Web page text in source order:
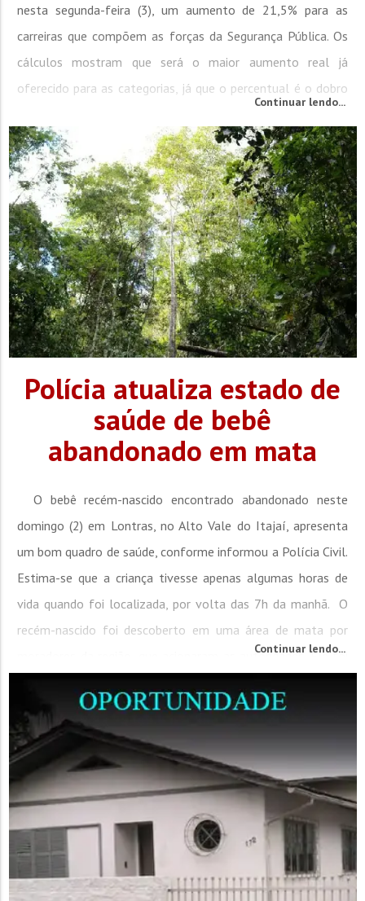
nesta segunda-feira (3), um aumento de 21,5% para as
carreiras que compõem as forças da Segurança Pública. Os
cálculos mostram que será o maior aumento real já
oferecido para as categorias, já que o percentual é o dobro
Quando totalmente implementada, a medida representará
um investimento anual...
Continuar lendo...
Polícia atualiza estado de
saúde de bebê
abandonado em mata
O bebê recém-nascido encontrado abandonado neste
domingo (2) em Lontras, no Alto Vale do Itajaí, apresenta
um bom quadro de saúde, conforme informou a Polícia Civil.
Estima-se que a criança tivesse apenas algumas horas de
vida quando foi localizada, por volta das 7h da manhã. O
recém-nascido foi descoberto em uma área de mata por
moradores da região, que acionaram as autoridades. Ele foi
Continuar lendo...